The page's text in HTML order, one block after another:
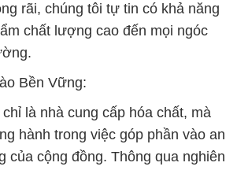
rãi, chúng tôi tự tin có khả năng
chất lượng cao đến mọi ngóc
Bền Vững:
là nhà cung cấp hóa chất, mà
hành trong việc góp phần vào an
của cộng đồng. Thông qua nghiên